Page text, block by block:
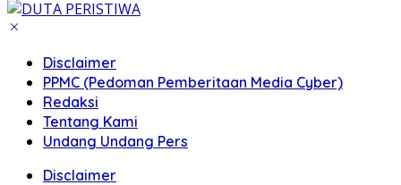
Disclaimer
PPMC (Pedoman Pemberitaan Media Cyber)
Redaksi
Tentang Kami
Undang Undang Pers
Disclaimer